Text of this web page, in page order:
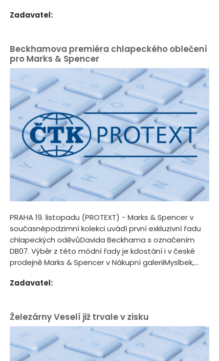
Zadavatel:
Beckhamova premiéra chlapeckého oblečení
pro Marks & Spencer
PRAHA 19. listopadu (PROTEXT) - Marks & Spencer v
současnépodzimní kolekci uvádí první exkluzivní řadu
chlapeckých oděvůDavida Beckhama s označením
DB07. Výběr z této módní řady je kdostání i v české
prodejně Marks & Spencer v Nákupní galeriiMyslbek,...
Zadavatel:
Železárny Veselí již trvale v zisku